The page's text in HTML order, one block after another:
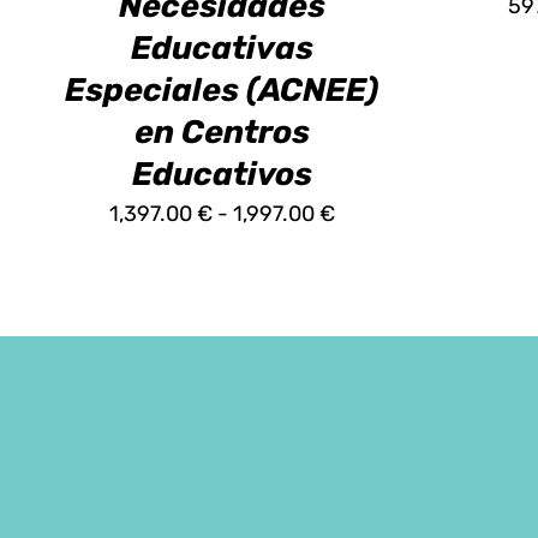
DE
PRODUCTO
Educativas
Especiales (ACNEE)
en Centros
Educativos
1,397.00€ - 1,997.00€Rango